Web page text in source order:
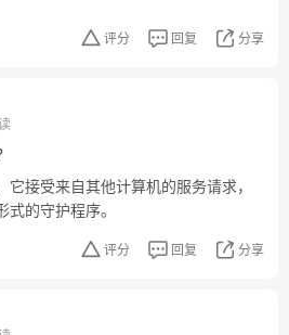
评分 回复 分享
接受来自其他计算机的服务请求，
的守护程序。
评分 回复 分享